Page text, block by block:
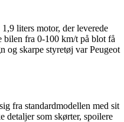
liters motor, der leverede
bilen fra 0-100 km/t på blot få
og skarpe styretøj var Peugeot
fra standardmodellen med sit
detaljer som skørter, spoilere